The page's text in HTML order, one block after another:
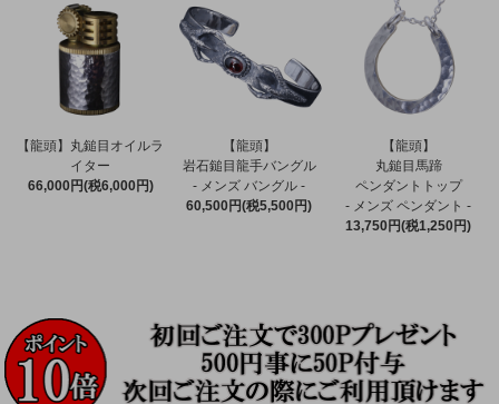
【龍頭】丸鎚目オイルラ
イター
66,000円(税6,000円)
【龍頭】
岩石鎚目龍手バングル
- メンズ バングル -
60,500円(税5,500円)
【龍頭】
丸鎚目馬蹄
ペンダントトップ
- メンズ ペンダント -
13,750円(税1,250円)